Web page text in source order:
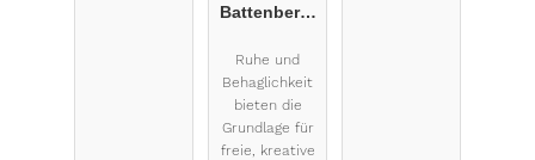
Battenberg/
Ruhe und
Behaglichkeit
bieten die
Grundlage für
freie, kreative